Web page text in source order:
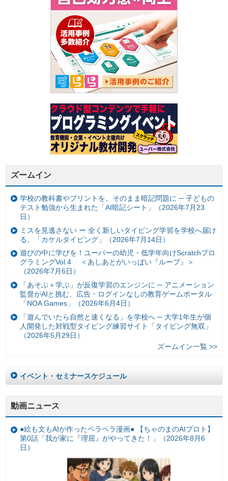
ズームイン
学校の教科書やプリントを、そのまま暗記問題に ─ 子どもの
テスト勉強から生まれた「AI暗記シート」（2026年7月23
日）
ミスを見逃さない ー 全く新しいタイピング学習を学校へ届け
る。「カケルタイピング」（2026年7月14日）
遊びの中に学びを！ユーバーの幼児・低学年向けScratchプロ
グラミングVol.4 ＜あしあとがいっぱい『ループ』＞
（2026年7月6日）
「あそぶ＋学ぶ」が反復学習のエンジンに ─ アニメーション
監督がAIと挑む、広告・ログインなしの教育ゲームポータル
「NOA Games」（2026年6月4日）
「遊んでいたら自然と速くなる」を学校へ ─ 大学1年生が個
人開発した対戦型タイピング練習サイト「タイピング無双」
（2026年5月29日）
ズームイン一覧 >>
イベント・セミナースケジュール
動画ニュース
●絵も文もAIが作ったペラペラ漫画● 【ちゃのまのAIプロト】
第0話「我が家に『理屈』がやってきた！」（2026年8月6
日）